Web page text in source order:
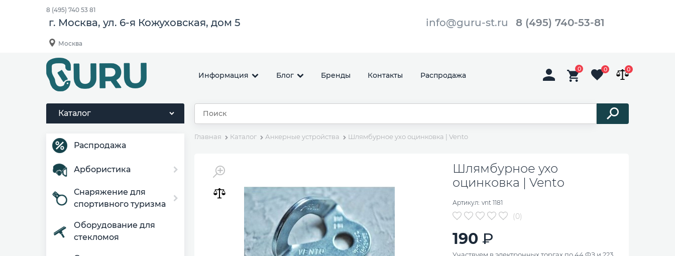
8 (495) 740 53 81
г. Москва, ул. 6-я Кожуховская, дом 5 info@guru-st.ru 8 (495) 740-53-81
Москва
Информация Блог Бренды Контакты Распродажа
0 0 0
Каталог
Распродажа
Арбористика
Снаряжение для
спортивного туризма
Оборудование для
стекломоя
Главная Каталог Анкерные устройства Шлямбурное ухо оцинковка | Vento
Шлямбурное ухо
оцинковка | Vento
Артикул: vnt 1181
(0)
190